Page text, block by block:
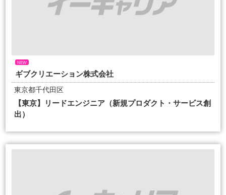
NEW
ギブクリエーション株式会社
東京都千代田区
【東京】リードエンジニア（新規プロダクト・サービス創
出）